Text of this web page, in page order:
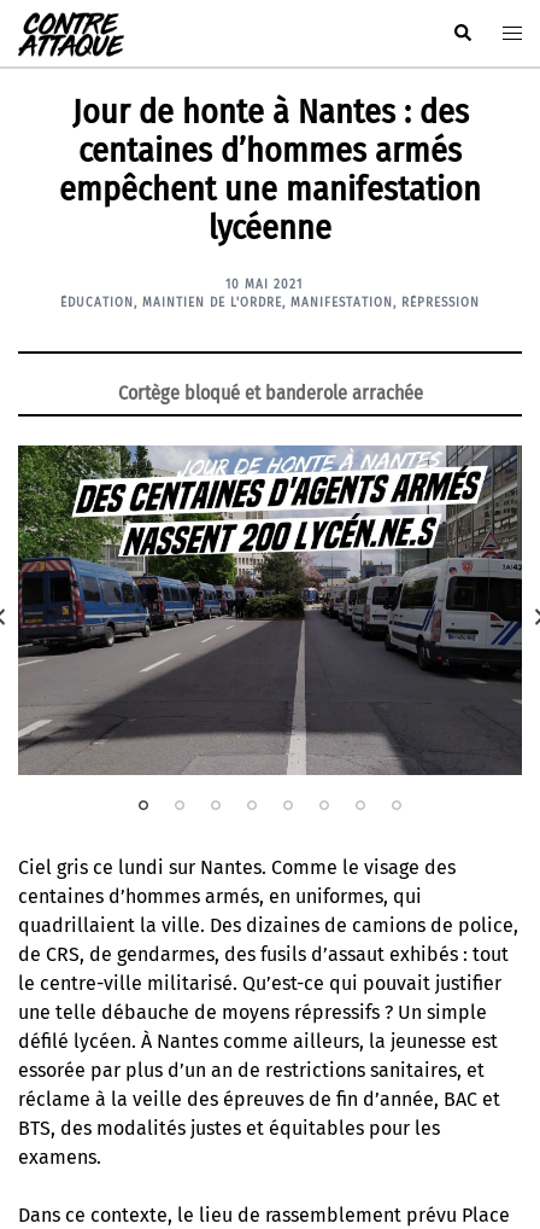
Aller
au
contenu
Rechercher
Jour de honte à Nantes : des
centaines d’hommes armés
empêchent une manifestation
lycéenne
10 MAI 2021
ÉDUCATION , MAINTIEN DE L'ORDRE, MANIFESTATION , RÉPRESSION
Cortège bloqué et banderole arrachée
Ciel gris ce lundi sur Nantes. Comme le visage des
centaines d’hommes armés, en uniformes, qui
quadrillaient la ville. Des dizaines de camions de police,
de CRS, de gendarmes, des fusils d’assaut exhibés : tout
le centre-ville militarisé. Qu’est-ce qui pouvait justifier
une telle débauche de moyens répressifs ? Un simple
défilé lycéen. À Nantes comme ailleurs, la jeunesse est
essorée par plus d’un an de restrictions sanitaires, et
réclame à la veille des épreuves de fin d’année, BAC et
BTS, des modalités justes et équitables pour les
examens.
Dans ce contexte, le lieu de rassemblement prévu Place